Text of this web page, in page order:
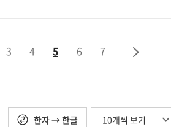
3 4 5 6 7
한자 → 한글